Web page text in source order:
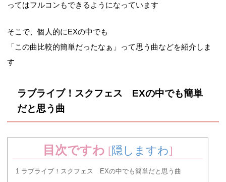
ってはフルコンもできるようになっています
そこで、個人的にEXの中でも
「この曲比較的簡単だったなぁ」って思う曲などを紹介しま
す
ラブライブ！スクフェス EXの中でも簡単
だと思う曲
目次ですわ [隠しますわ]
1 ラブライブ！スクフェス EXの中でも簡単だと思う曲